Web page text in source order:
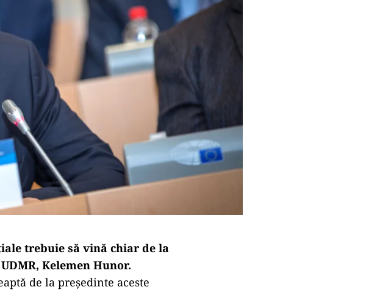
trebuie să vină chiar de la
Kelemen Hunor.
de la președinte aceste